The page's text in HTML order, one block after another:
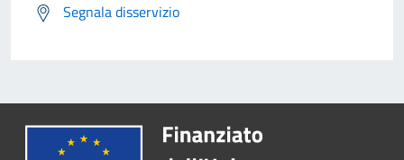
Segnala disservizio